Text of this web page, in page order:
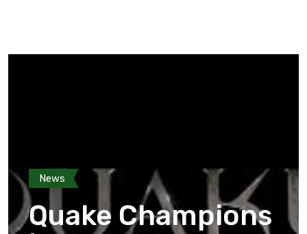
News
Quake Champions